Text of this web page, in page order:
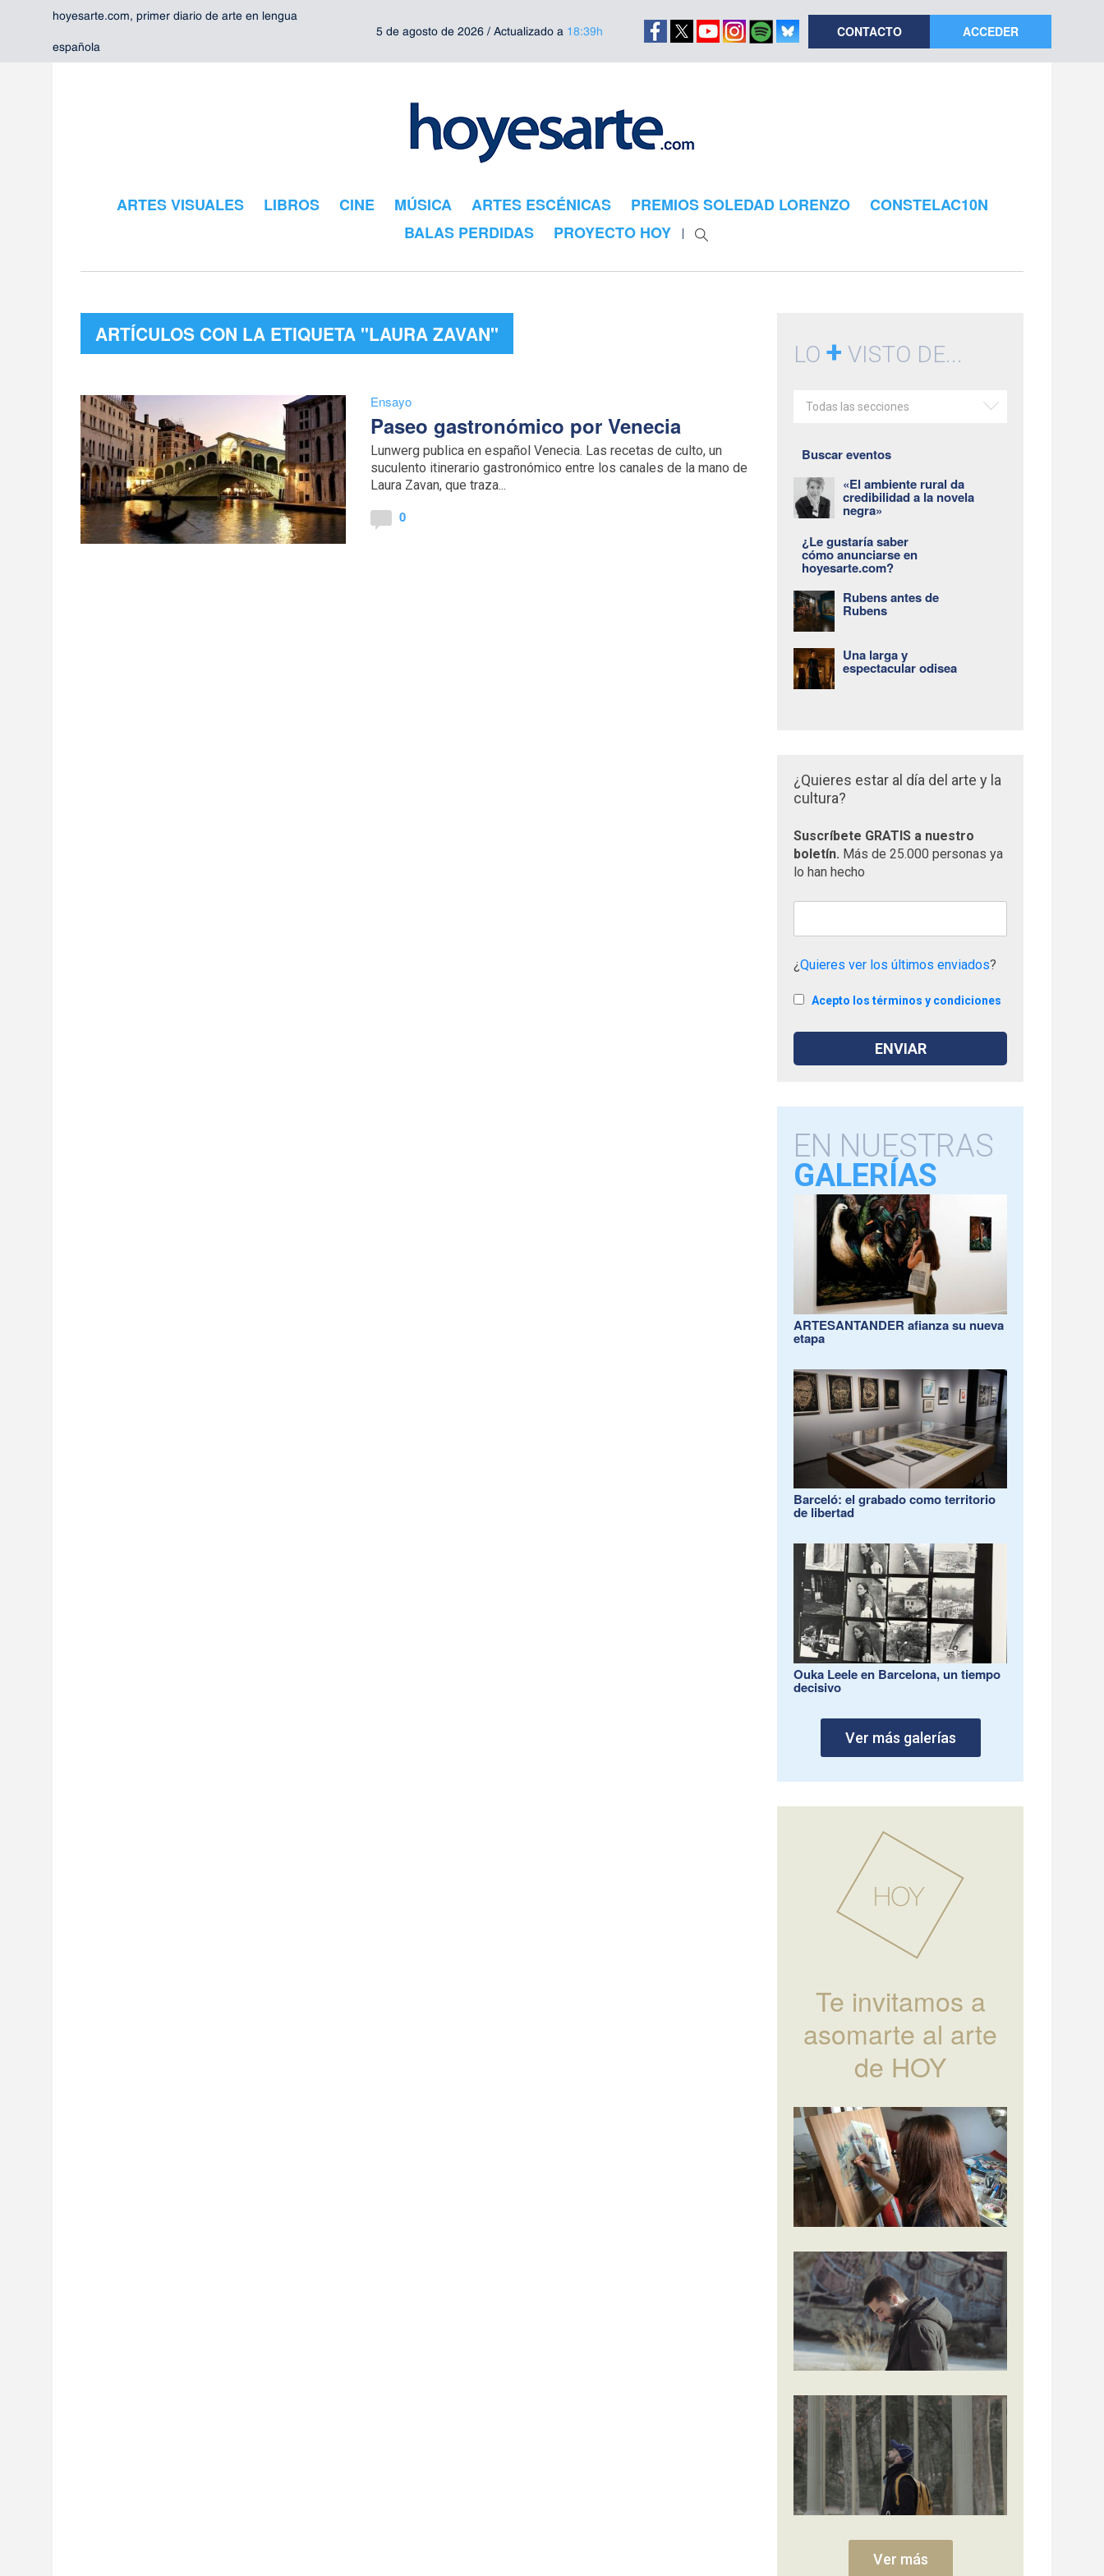
hoyesarte.com, primer diario de arte en lengua
española
5 de agosto de 2026 / Actualizado a 18:39h CONTACTO ACCEDER
ARTES VISUALES LIBROS CINE MÚSICA ARTES ESCÉNICAS PREMIOS SOLEDAD LORENZO
CONSTELAC10N
BALAS PERDIDAS
PROYECTO HOY
ARTÍCULOS CON LA ETIQUETA "LAURA ZAVAN"
Ensayo
Paseo gastronómico por Venecia
Lunwerg publica en español Venecia. Las recetas de culto, un
suculento itinerario gastronómico entre los canales de la mano de
Laura Zavan, que traza...
0
LO+ VISTO DE...
Todas las secciones
Buscar eventos
«El ambiente rural da
credibilidad a la novela
negra»
¿Le gustaría saber
cómo anunciarse en
hoyesarte.com?
Rubens antes de
Rubens
Una larga y
espectacular odisea
¿Quieres estar al día del arte y la
cultura?
Suscríbete GRATIS a nuestro
boletín. Más de 25.000 personas ya
lo han hecho
¿Quieres ver los últimos enviados?
Acepto los términos y condiciones
EN NUESTRAS
GALERÍAS
ARTESANTANDER afianza su nueva
etapa
Barceló: el grabado como territorio
de libertad
Ouka Leele en Barcelona, un tiempo
decisivo
Ver más galerías
Te invitamos a
asomarte al arte
de HOY
Ver más